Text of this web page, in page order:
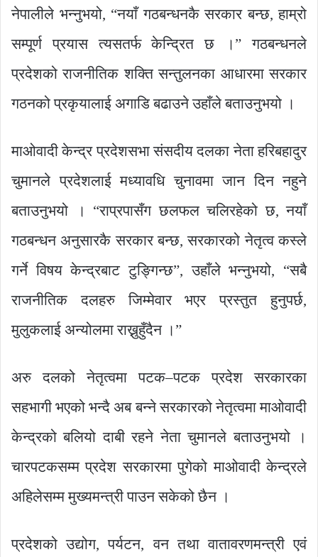
नेपालीले भन्नुभयो, “नयाँ गठबन्धनकै सरकार बन्छ, हाम्रो
सम्पूर्ण प्रयास त्यसतर्फ केन्द्रित छ ।” गठबन्धनले
प्रदेशको राजनीतिक शक्ति सन्तुलनका आधारमा सरकार
गठनको प्रकृयालाई अगाडि बढाउने उहाँले बताउनुभयो ।
माओवादी केन्द्र प्रदेशसभा संसदीय दलका नेता हरिबहादुर
चुमानले प्रदेशलाई मध्यावधि चुनावमा जान दिन नहुने
बताउनुभयो । “राप्रपासँग छलफल चलिरहेको छ, नयाँ
गठबन्धन अनुसारकै सरकार बन्छ, सरकारको नेतृत्व कस्ले
गर्ने विषय केन्द्रबाट टुङ्गिन्छ”, उहाँले भन्नुभयो, “सबै
राजनीतिक दलहरु जिम्मेवार भएर प्रस्तुत हुनुपर्छ,
मुलुकलाई अन्योलमा राख्नुहुँदैन ।”
अरु दलको नेतृत्वमा पटक–पटक प्रदेश सरकारका
सहभागी भएको भन्दै अब बन्ने सरकारको नेतृत्वमा माओवादी
केन्द्रको बलियो दाबी रहने नेता चुमानले बताउनुभयो ।
चारपटकसम्म प्रदेश सरकारमा पुगेको माओवादी केन्द्रले
अहिलेसम्म मुख्यमन्त्री पाउन सकेको छैन ।
प्रदेशको उद्योग, पर्यटन, वन तथा वातावरणमन्त्री एवं